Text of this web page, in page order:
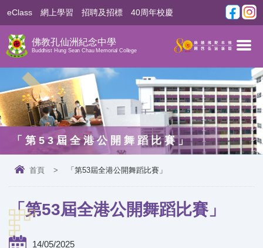
佛教孔仙洲紀念中學
Buddhist Hung Sean Chau Memorial College
eClass 網上學習 招聘及招標 40周年校慶
「第53屆全港公開舞蹈比賽」
首頁 > 「第53屆全港公開舞蹈比賽」
「第53屆全港公開舞蹈比賽」
14/05/2025